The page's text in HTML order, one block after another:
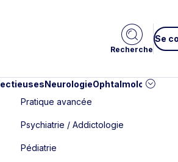
Recherche
Se
NeurologieOphtalmologie
Pratique avancée
Psychiatrie / Addictologie
Pédiatrie